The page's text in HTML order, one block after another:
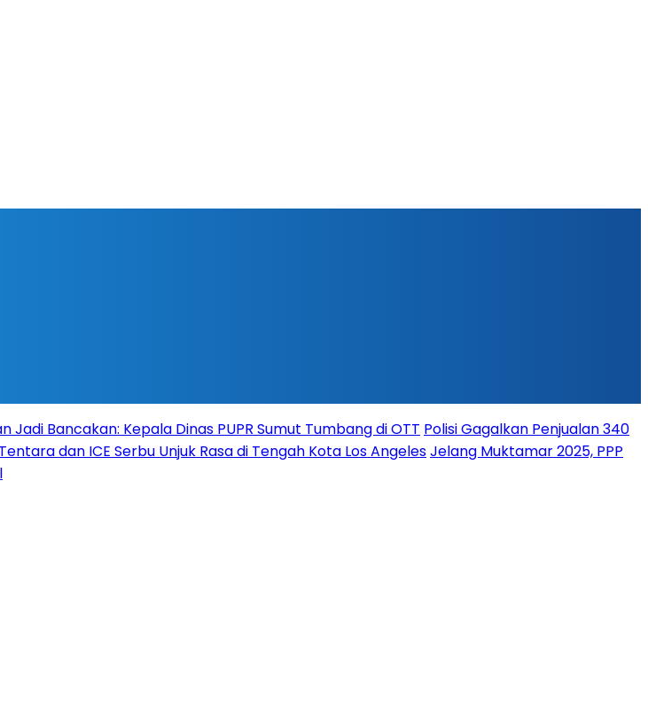
Jadi Bancakan: Kepala Dinas PUPR Sumut Tumbang di OTT Polisi Gagalkan Penjualan 340
dan ICE Serbu Unjuk Rasa di Tengah Kota Los AngelesJelang Muktamar 2025, PPP